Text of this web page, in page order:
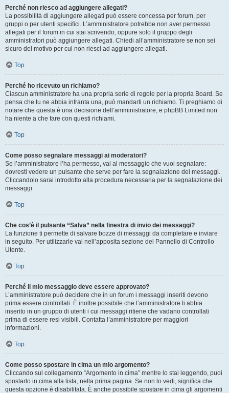
Perché non riesco ad aggiungere allegati?
La possibilità di aggiungere allegati può essere concessa per forum, per
gruppi o per utenti specifici. L’amministratore potrebbe non aver permesso
allegati per il forum in cui stai scrivendo, oppure solo il gruppo degli
amministratori può aggiungere allegati. Chiedi all’amministratore se non sei
sicuro del motivo per cui non riesci ad aggiungere allegati.
Top
Perché ho ricevuto un richiamo?
Ciascun amministratore ha una propria serie di regole per la propria Board. Se
pensa che tu ne abbia infranta una, può mandarti un richiamo. Ti preghiamo di
notare che questa è una decisione dell’amministratore, e phpBB Limited non
ha niente a che fare con questi richiami.
Top
Come posso segnalare messaggi ai moderatori?
Se l’amministratore l’ha permesso, vai al messaggio che vuoi segnalare:
dovresti vedere un pulsante che serve per fare la segnalazione dei messaggi.
Cliccandolo sarai introdotto alla procedura necessaria per la segnalazione dei
messaggi.
Top
Che cos’è il pulsante “Salva” nella finestra di invio dei messaggi?
La funzione ti permette di salvare bozze di messaggi da completare e inviare
in seguito. Per utilizzarle vai nell’apposita sezione del Pannello di Controllo
Utente.
Top
Perché il mio messaggio deve essere approvato?
L’amministratore può decidere che in un forum i messaggi inseriti devono
prima essere controllati. È inoltre possibile che l’amministratore ti abbia
inserito in un gruppo di utenti i cui messaggi ritiene che vadano controllati
prima di essere resi visibili. Contatta l’amministratore per maggiori
informazioni.
Top
Come posso spostare in cima un mio argomento?
Cliccando sul collegamento “Argomento in cima” mentre lo stai leggendo, puoi
spostarlo in cima alla lista, nella prima pagina. Se non lo vedi, significa che
questa opzione è disabilitata. È anche possibile spostare in cima gli argomenti